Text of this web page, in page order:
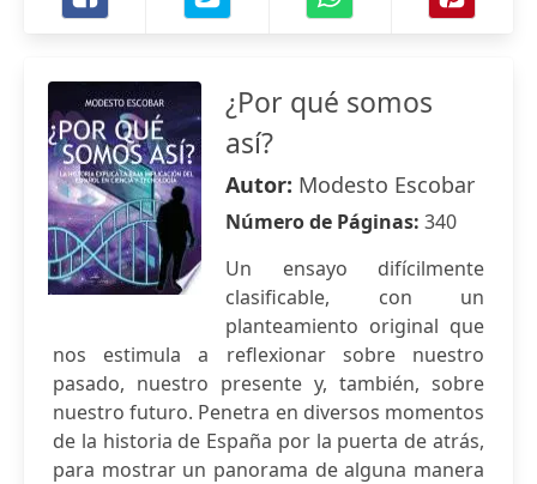
¿Por qué somos
así?
Autor: Modesto Escobar
Número de Páginas: 340
Un ensayo difícilmente
clasificable, con un
planteamiento original que
nos estimula a reflexionar sobre nuestro
pasado, nuestro presente y, también, sobre
nuestro futuro. Penetra en diversos momentos
de la historia de España por la puerta de atrás,
para mostrar un panorama de alguna manera